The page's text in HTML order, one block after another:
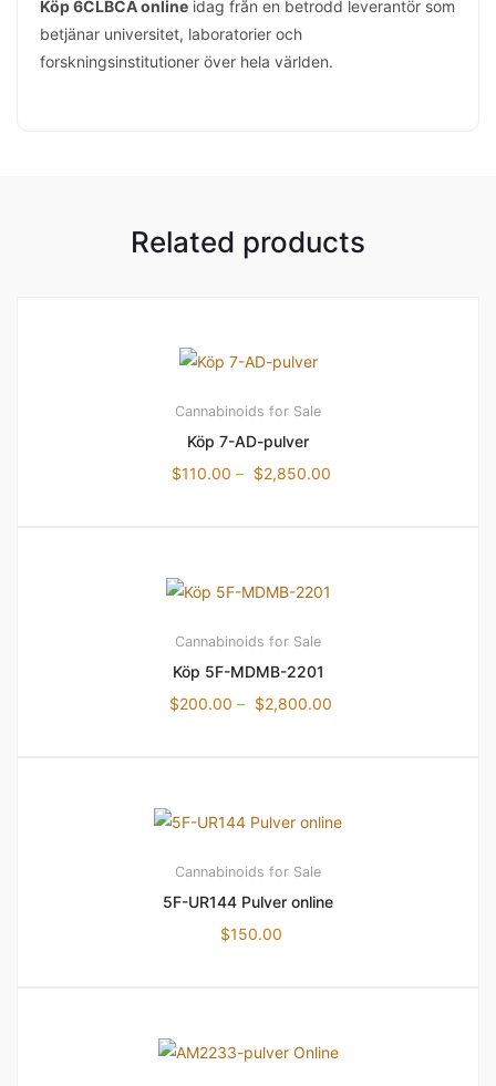
Köp 6CLBCA online idag från en betrodd leverantör som
betjänar universitet, laboratorier och
forskningsinstitutioner över hela världen.
Related products
Cannabinoids for Sale
Köp 7-AD-pulver
$110.00 – $2,850.00
Cannabinoids for Sale
Köp 5F-MDMB-2201
$200.00 – $2,800.00
Cannabinoids for Sale
5F-UR144 Pulver online
$150.00